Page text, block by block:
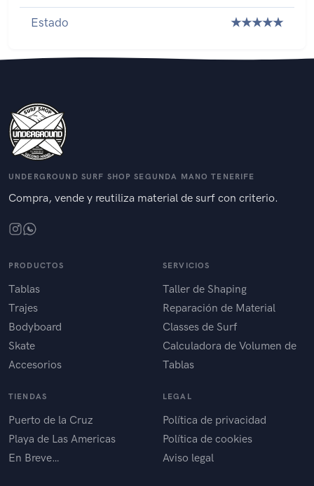
Estado ★★★★★
UNDERGROUND SURF SHOP SEGUNDA MANO TENERIFE
Compra, vende y reutiliza material de surf con criterio.
PRODUCTOS
Tablas
Trajes
Bodyboard
Skate
Accesorios
SERVICIOS
Taller de Shaping
Reparación de Material
Classes de Surf
Calculadora de Volumen de
Tablas
TIENDAS
Puerto de la Cruz
Playa de Las Americas
En Breve…
LEGAL
Política de privacidad
Política de cookies
Aviso legal